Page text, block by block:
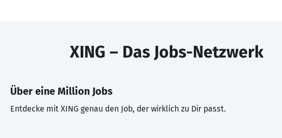
XING – Das Jobs-Netzwerk
Über eine Million Jobs
Entdecke mit XING genau den Job, der wirklich zu Dir passt.